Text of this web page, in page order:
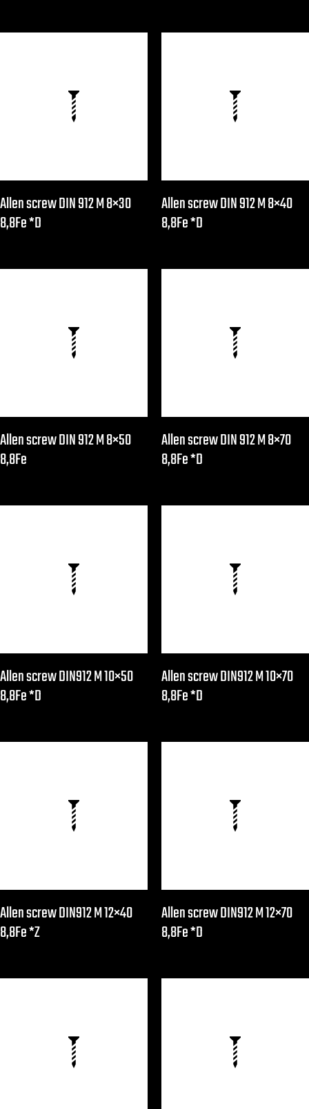
Allen screw DIN 912 M 8×30
8,8Fe *D
Allen screw DIN 912 M 8×40
8,8Fe *D
Allen screw DIN 912 M 8×50
8,8Fe
Allen screw DIN 912 M 8×70
8,8Fe *D
Allen screw DIN912 M 10×50
8,8Fe *D
Allen screw DIN912 M 10×70
8,8Fe *D
Allen screw DIN912 M 12×40
8,8Fe *Z
Allen screw DIN912 M 12×70
8,8Fe *D